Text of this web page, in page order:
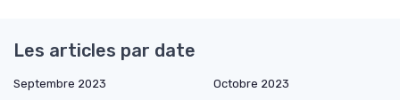
Les articles par date
Septembre 2023
Octobre 2023